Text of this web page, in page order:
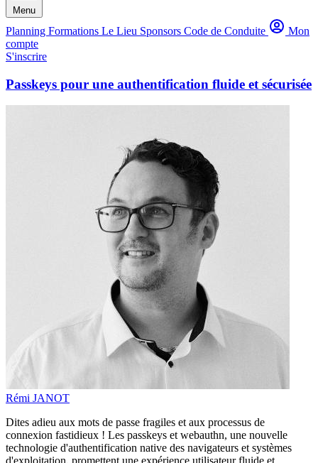
Menu
Planning Formations Le Lieu Sponsors Code de Conduite
Mon
compte
S'inscrire
Passkeys pour une authentification fluide et sécurisée
Rémi JANOT
Dites adieu aux mots de passe fragiles et aux processus de
connexion fastidieux ! Les passkeys et webauthn, une nouvelle
technologie d'authentification native des navigateurs et systèmes